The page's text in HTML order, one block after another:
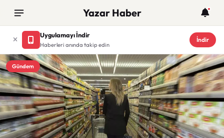
Yazar Haber
Uygulamayı İndir
Haberleri anında takip edin
İndir
Gündem